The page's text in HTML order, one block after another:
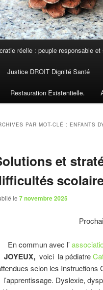
réelle : peuple responsable
Justice DROIT Dignité Santé
Restauration Existentielle.
PAR MOT-CLÉ : ENFANTS
et
le 7 novembre 2025
En commun avec l’
JOYEUX, voici la pédiatre
selon les Instructions
l’apprentissage. Dyslexie,